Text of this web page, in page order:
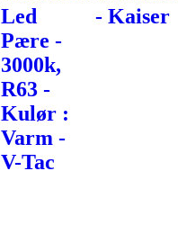
Led
Pære -
3000k,
R63 -
Kulør :
Varm -
V-Tac
- Kaiser